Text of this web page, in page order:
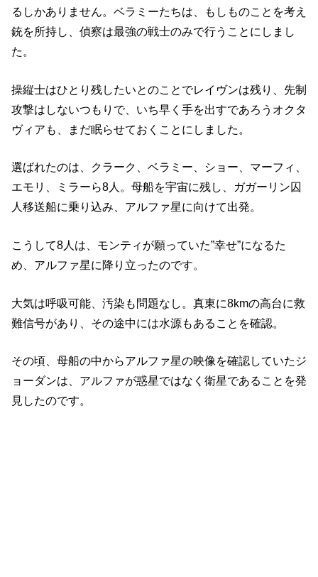
るしかありません。ベラミーたちは、もしものことを考え
銃を所持し、偵察は最強の戦士のみで行うことにしまし
た。
操縦士はひとり残したいとのことでレイヴンは残り、先制
攻撃はしないつもりで、いち早く手を出すであろうオクタ
ヴィアも、まだ眠らせておくことにしました。
選ばれたのは、クラーク、ベラミー、ショー、マーフィ、
エモリ、ミラーら8人。母船を宇宙に残し、ガガーリン囚
人移送船に乗り込み、アルファ星に向けて出発。
こうして8人は、モンティが願っていた”幸せ”になるた
め、アルファ星に降り立ったのです。
大気は呼吸可能、汚染も問題なし。真東に8kmの高台に救
難信号があり、その途中には水源もあることを確認。
その頃、母船の中からアルファ星の映像を確認していたジ
ョーダンは、アルファが惑星ではなく 衛星であることを発
見したのです。